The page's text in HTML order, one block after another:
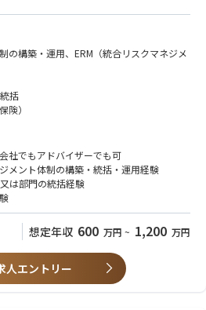
の構築・運用、ERM（統合リスクマネジメ
括
険）
でもアドバイザーでも可
メント体制の構築・統括・運用経験
は部門の統括経験
想定年収 600 万円 ~ 1,200 万円
人エントリー